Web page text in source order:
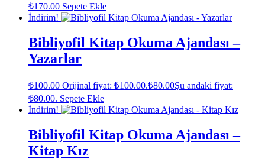
₺170.00 Sepete Ekle
İndirim!
Bibliyofil Kitap Okuma Ajandası –
Yazarlar
₺100.00 Orijinal fiyat: ₺100.00.₺80.00Şu andaki fiyat:
₺80.00. Sepete Ekle
İndirim!
Bibliyofil Kitap Okuma Ajandası –
Kitap Kız